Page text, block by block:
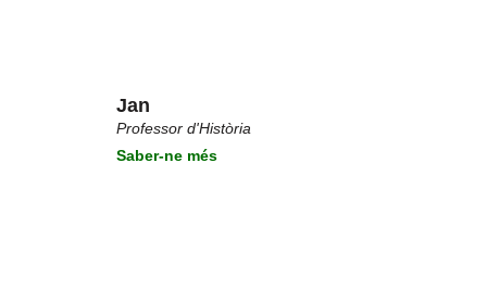
Jan
Professor d'Història
Saber-ne més